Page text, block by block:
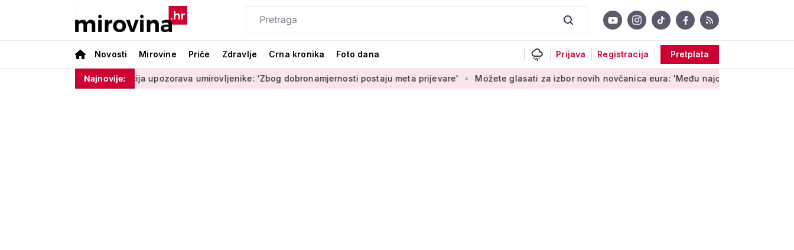
Novosti Mirovine Priče Zdravlje Crna kronika Foto dana Prijava Registracija Pretplata
Najnovije:
Policija upozorava umirovljenike: 'Zbog dobronamjernosti postaju meta prijevare' Možete glasati za izbor novih novčanica eura: 'Među najopipljivijim su izrazima Europe'